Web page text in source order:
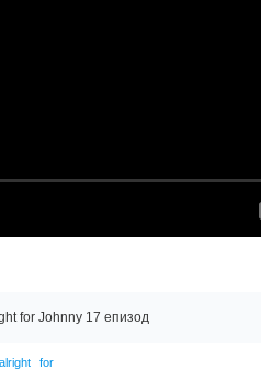
for Johnny 17 епизод
alright for